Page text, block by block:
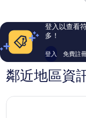
評
論
登入以查看
多！
登入 免費註
鄰近地區資